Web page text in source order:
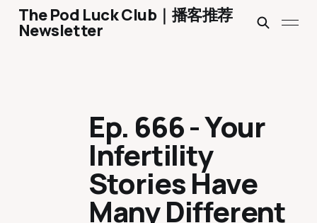
The Pod Luck Club｜播客推荐
Newsletter
Ep. 666 - Your
Infertility
Stories Have
Many Different